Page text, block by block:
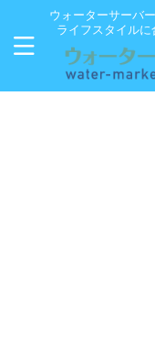
ウォーターサーバ
ライフスタイルに